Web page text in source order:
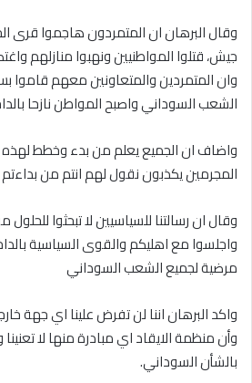
وقال البرهان ان المتمردون هاجموا قرى
جيش، قتلوا المواطنيين ونهبوا منازلهم
وان المتمردين والمتعاونين معهم
الشعب السوداني واصبح المواطن نازحا
واضاف ان الجميع يعلم من بدء وخطط لهذه
المجرمين يكذبون نقول لهم انتم من
وقال ان رسالتنا للسياسيين لا تبحثوا
واجلسوا مع اهليكم والقوى السياسية
مرضية لجميع الشعب السوداني
واكد البرهان اننا لن تفرض علينا اي جهة
وأن منظمة الايقاد اي مبادرة منها لا
بالشأن السوداني.